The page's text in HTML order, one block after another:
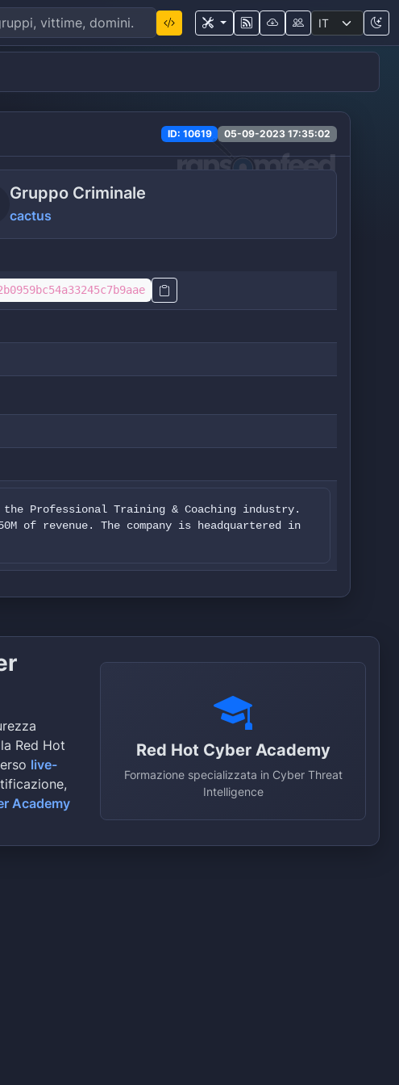
ID: 10619 05-09-2023 17:35:02
Gruppo Criminale
cactus
Professional Training & Coaching industry.
of revenue. The company is headquartered in
Red Hot
live-
Academy
Red Hot Cyber Academy
Formazione specializzata in Cyber Threat
Intelligence